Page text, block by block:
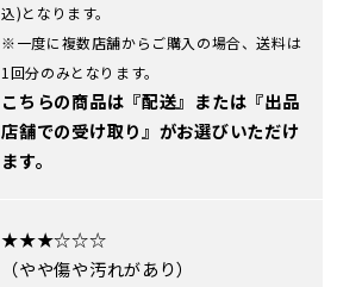
込)となります。
※一度に複数店舗からご購入の場合、送料は
1回分のみとなります。
こちらの商品は『配送』または『出品
店舗での受け取り』がお選びいただけ
ます。
★★★☆☆☆
（やや傷や汚れがあり）